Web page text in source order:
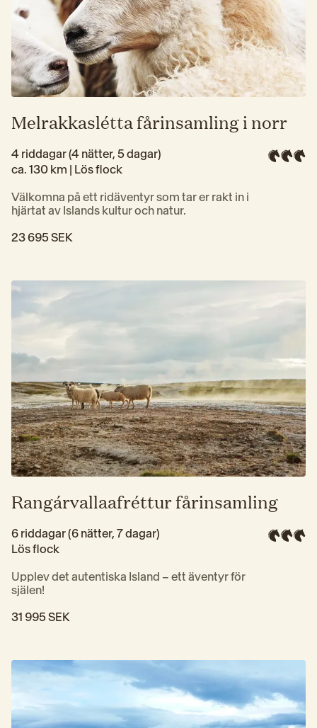
Melrakkaslétta fårinsamling i norr
4 riddagar (4 nätter, 5 dagar)
ca. 130 km | Lös flock
Välkomna på ett ridäventyr som tar er rakt in i
hjärtat av Islands kultur och natur.
23 695 SEK
Rangárvallaafréttur fårinsamling
6 riddagar (6 nätter, 7 dagar)
Lös flock
Upplev det autentiska Island – ett äventyr för
själen!
31 995 SEK